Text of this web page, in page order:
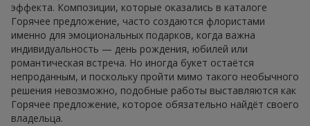
эффекта. Композиции, которые оказались в каталоге
Горячее предложение, часто создаются флористами
именно для эмоциональных подарков, когда важна
индивидуальность — день рождения, юбилей или
романтическая встреча. Но иногда букет остаётся
непроданным, и поскольку пройти мимо такого необычного
решения невозможно, подобные работы выставляются как
Горячее предложение, которое обязательно найдёт своего
владельца.